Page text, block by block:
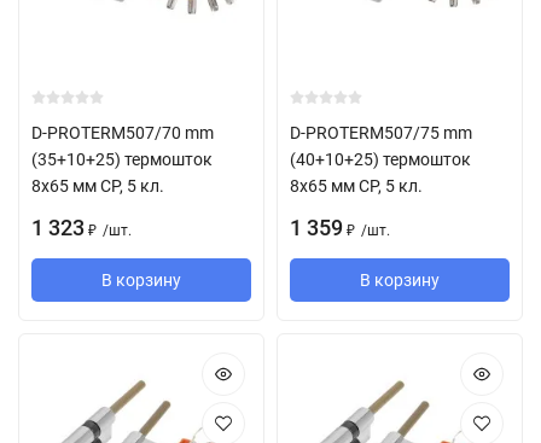
D-PROTERM507/70 mm
(35+10+25) термошток
8х65 мм CP, 5 кл.
1 323 ₽ /шт.
В корзину
D-PROTERM507/75 mm
(40+10+25) термошток
8х65 мм CP, 5 кл.
1 359 ₽ /шт.
В корзину